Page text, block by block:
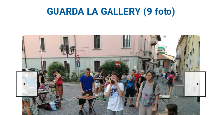
GUARDA LA GALLERY (9 foto)
← →